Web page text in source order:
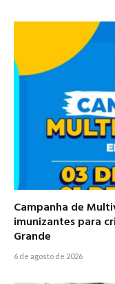
Campanha de
imunizantes para
Grande
6 de agosto de 2026